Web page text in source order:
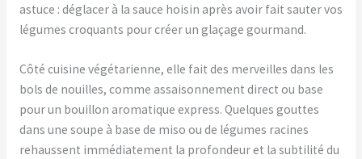
astuce : déglacer à la sauce hoisin après avoir fait sauter vos
légumes croquants pour créer un glaçage gourmand.
Côté cuisine végétarienne, elle fait des merveilles dans les
bols de nouilles, comme assaisonnement direct ou base
pour un bouillon aromatique express. Quelques gouttes
dans une soupe à base de miso ou de légumes racines
rehaussent immédiatement la profondeur et la subtilité du